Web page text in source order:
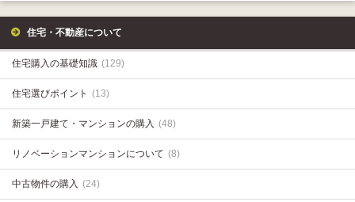
住宅・不動産について
住宅購入の基礎知識 (129)
住宅選びポイント (13)
新築一戸建て・マンションの購入 (48)
リノベーションマンションについて (8)
中古物件の購入 (24)